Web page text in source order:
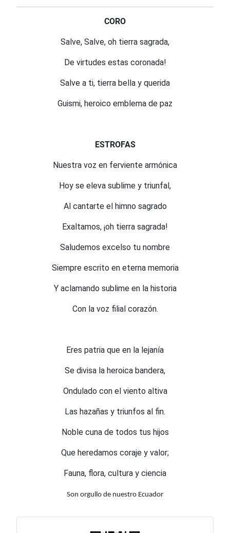
CORO
Salve, Salve, oh tierra sagrada,
De virtudes estas coronada!
Salve a ti, tierra bella y querida
Guismi, heroico emblema de paz
ESTROFAS
Nuestra voz en ferviente armónica
Hoy se eleva sublime y triunfal,
Al cantarte el himno sagrado
Exaltamos, ¡oh tierra sagrada!
Saludemos excelso tu nombre
Siempre escrito en eterna memoria
Y aclamando sublime en la historia
Con la voz filial corazón.
Eres patria que en la lejanía
Se divisa la heroica bandera,
Ondulado con el viento altiva
Las hazañas y triunfos al fin.
Noble cuna de todos tus hijos
Que heredamos coraje y valor;
Fauna, flora, cultura y ciencia
Son orgullo de nuestro Ecuador